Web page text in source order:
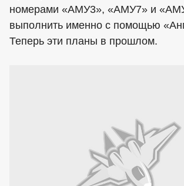
номерами «АМУ3», «АМУ7» и
выполнить именно с помощью
Теперь эти планы в прошлом.